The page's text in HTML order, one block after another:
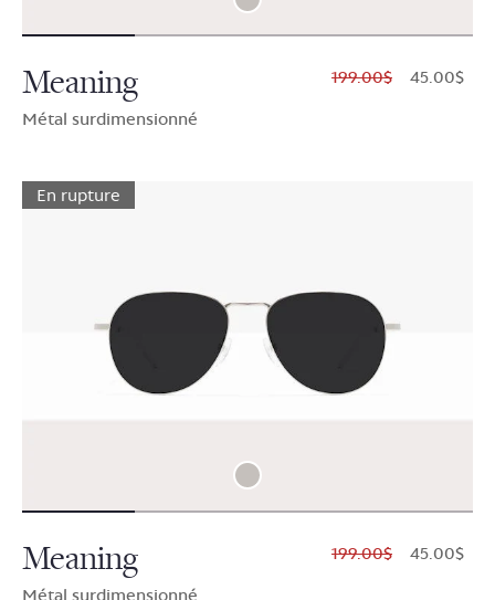
Meaning
Métal surdimensionné
$199.00 $45.00
En rupture
Meaning
Métal surdimensionné
$199.00 $45.00